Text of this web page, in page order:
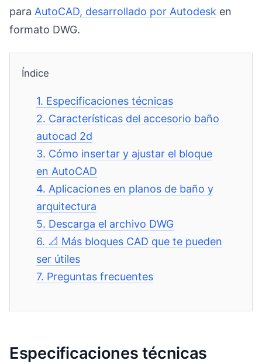
para AutoCAD, desarrollado por Autodesk en
formato DWG.
Índice
1. Especificaciones técnicas
2. Características del accesorio baño
autocad 2d
3. Cómo insertar y ajustar el bloque
en AutoCAD
4. Aplicaciones en planos de baño y
arquitectura
5. Descarga el archivo DWG
6. 📐 Más bloques CAD que te pueden
ser útiles
7. Preguntas frecuentes
Especificaciones técnicas